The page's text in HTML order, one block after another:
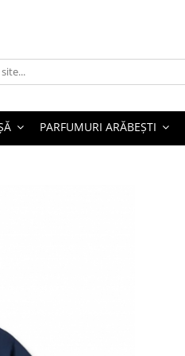
PARFUMURI ARĂBEȘTI